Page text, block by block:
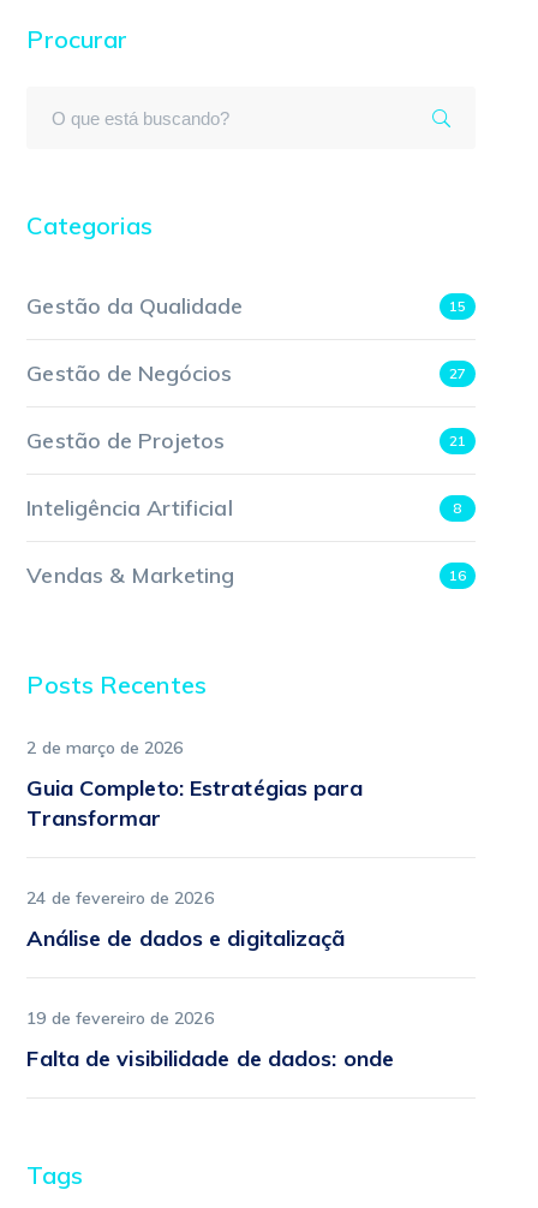
Procurar
Categorias
Gestão da Qualidade 15
Gestão de Negócios 27
Gestão de Projetos 21
Inteligência Artificial 8
Vendas & Marketing 16
Posts Recentes
2 de março de 2026
Guia Completo: Estratégias para
Transformar
24 de fevereiro de 2026
Análise de dados e digitalizaçã
19 de fevereiro de 2026
Falta de visibilidade de dados: onde
Tags